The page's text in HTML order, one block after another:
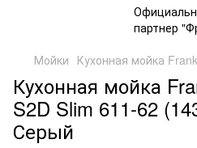
Мойки Кухонная мойка
Кухонная мойка
S2D Slim 611-62
Серый